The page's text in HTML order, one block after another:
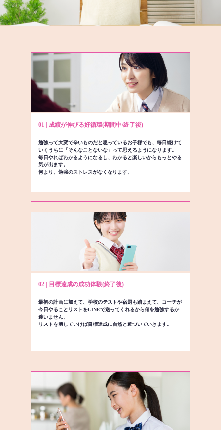
01 | 成績が伸びる好循環(期間中/終了後)
勉強って大変で辛いものだと思っているお子様でも、毎日続けて
いくうちに「そんなことないな」って思えるようになります。
毎日やればわかるようになるし、わかると楽しいからもっとやる
気が出ます。
何より、勉強のストレスがなくなります。
02 | 目標達成の成功体験(終了後)
最初の計画に加えて、学校のテストや宿題も踏まえて、コーチが
今日やることリストをLINEで送ってくれるから何を勉強するか
迷いません。
リストを潰していけば目標達成に自然と近づいていきます。